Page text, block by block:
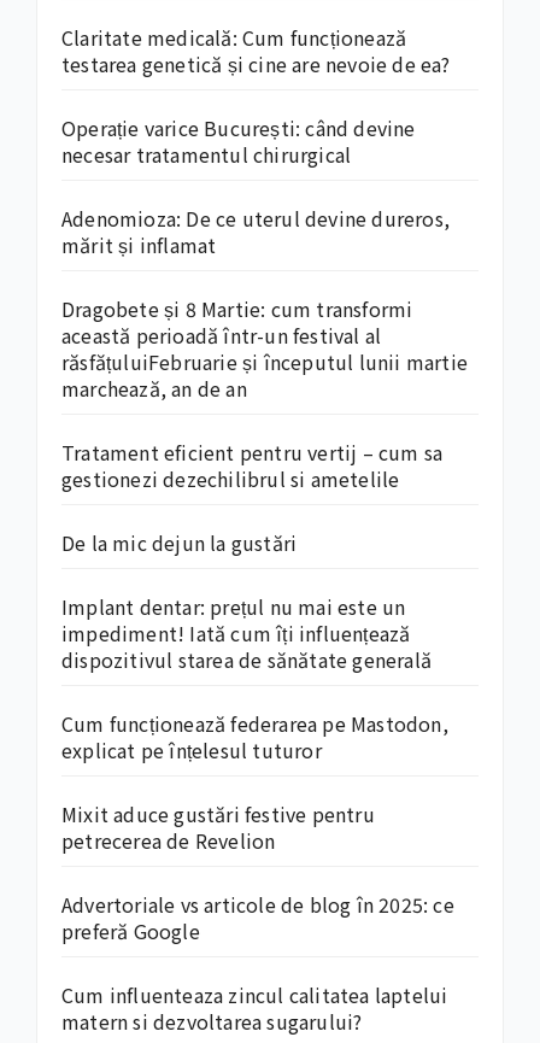
Claritate medicală: Cum funcționează
testarea genetică și cine are nevoie de ea?
Operație varice București: când devine
necesar tratamentul chirurgical
Adenomioza: De ce uterul devine dureros,
mărit și inflamat
Dragobete și 8 Martie: cum transformi
această perioadă într-un festival al
răsfățuluiFebruarie și începutul lunii martie
marchează, an de an
Tratament eficient pentru vertij – cum sa
gestionezi dezechilibrul si ametelile
De la mic dejun la gustări
Implant dentar: prețul nu mai este un
impediment! Iată cum îți influențează
dispozitivul starea de sănătate generală
Cum funcționează federarea pe Mastodon,
explicat pe înțelesul tuturor
Mixit aduce gustări festive pentru
petrecerea de Revelion
Advertoriale vs articole de blog în 2025: ce
preferă Google
Cum influenteaza zincul calitatea laptelui
matern si dezvoltarea sugarului?